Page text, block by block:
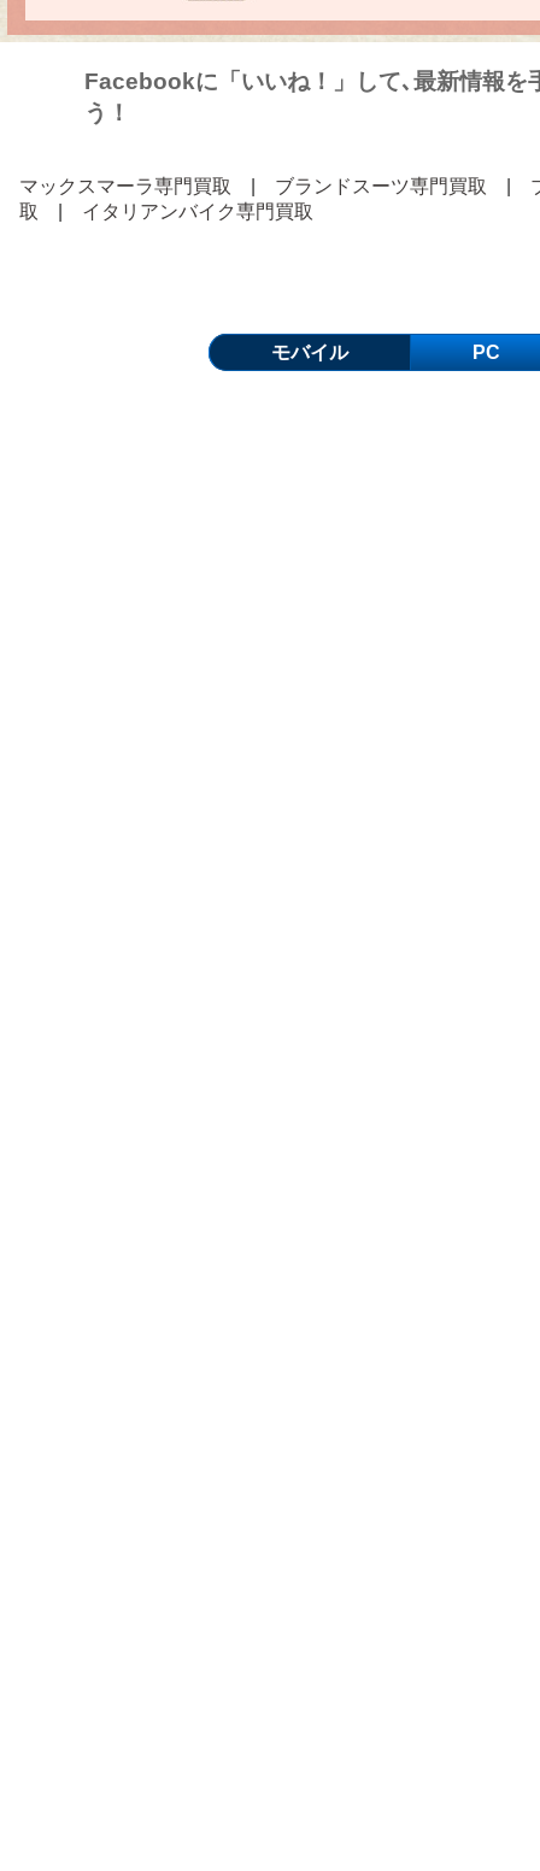
Facebookに「いいね！」して､最新情報を
う！
マックスマーラ専門買取 ブランドスーツ専門買取
取
イタリアンバイク専門買取
モバイル PC